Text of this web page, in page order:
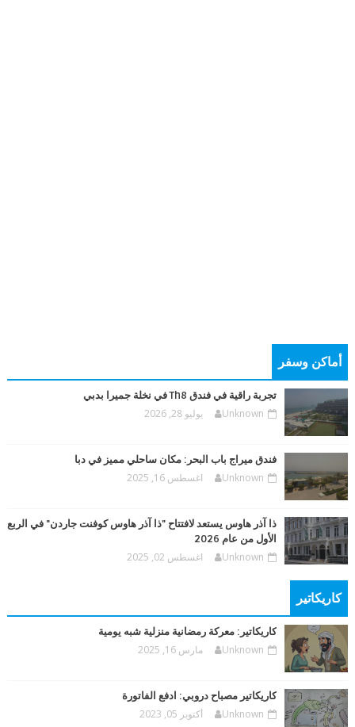
أماكن وسفر
تجربة راقية في فندق Th8 في نخلة جميرا بدبي
Unknown يوليو 28, 2026
فندق ميراج باب البحر: مكان ساحلي مميز في دبا
Unknown اغسطس 16, 2025
ذا آذر هاوس يستعد لافتتاح "ذا آذر هاوس كوفنت جاردن" في الربع
الأول من عام 2026
Unknown اغسطس 02, 2025
كاريكاتير
كاريكاتير: معركة رمضانية منزلية شبه يومية
Unknown مارس 16, 2025
كاريكاتير مصباح دروبي: ادفع الفاتورة
Unknown أكتوبر 05, 2023